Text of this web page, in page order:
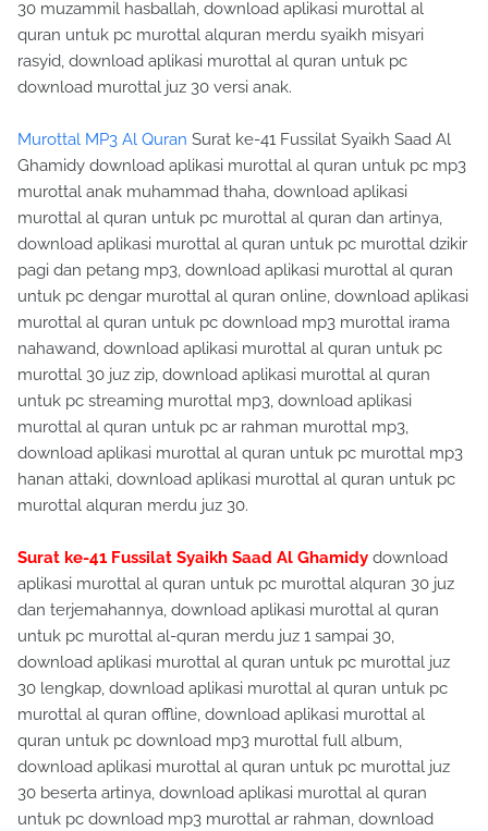
30 muzammil hasballah, download aplikasi murottal al
quran untuk pc murottal alquran merdu syaikh misyari
rasyid, download aplikasi murottal al quran untuk pc
download murottal juz 30 versi anak.
Murottal MP3 Al Quran Surat ke-41 Fussilat Syaikh Saad Al
Ghamidy download aplikasi murottal al quran untuk pc mp3
murottal anak muhammad thaha, download aplikasi
murottal al quran untuk pc murottal al quran dan artinya,
download aplikasi murottal al quran untuk pc murottal dzikir
pagi dan petang mp3, download aplikasi murottal al quran
untuk pc dengar murottal al quran online, download aplikasi
murottal al quran untuk pc download mp3 murottal irama
nahawand, download aplikasi murottal al quran untuk pc
murottal 30 juz zip, download aplikasi murottal al quran
untuk pc streaming murottal mp3, download aplikasi
murottal al quran untuk pc ar rahman murottal mp3,
download aplikasi murottal al quran untuk pc murottal mp3
hanan attaki, download aplikasi murottal al quran untuk pc
murottal alquran merdu juz 30.
Surat ke-41 Fussilat Syaikh Saad Al Ghamidy download
aplikasi murottal al quran untuk pc murottal alquran 30 juz
dan terjemahannya, download aplikasi murottal al quran
untuk pc murottal al-quran merdu juz 1 sampai 30,
download aplikasi murottal al quran untuk pc murottal juz
30 lengkap, download aplikasi murottal al quran untuk pc
murottal al quran offline, download aplikasi murottal al
quran untuk pc download mp3 murottal full album,
download aplikasi murottal al quran untuk pc murottal juz
30 beserta artinya, download aplikasi murottal al quran
untuk pc download mp3 murottal ar rahman, download